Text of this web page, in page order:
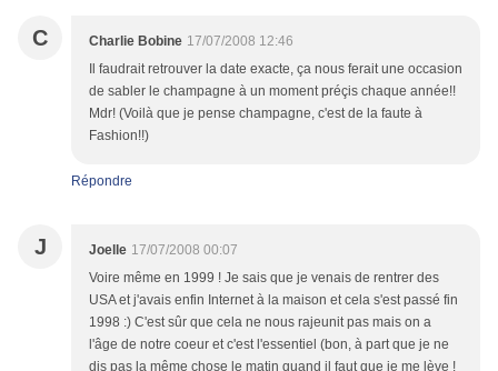
C Charlie Bobine 17/07/2008 12:46
Il faudrait retrouver la date exacte, ça nous ferait une occasion
de sabler le champagne à un moment préçis chaque année!!
Mdr! (Voilà que je pense champagne, c'est de la faute à
Fashion!!)
Répondre
J Joelle 17/07/2008 00:07
Voire même en 1999 ! Je sais que je venais de rentrer des
USA et j'avais enfin Internet à la maison et cela s'est passé fin
1998 :) C'est sûr que cela ne nous rajeunit pas mais on a
l'âge de notre coeur et c'est l'essentiel (bon, à part que je ne
dis pas la même chose le matin quand il faut que je me lève !